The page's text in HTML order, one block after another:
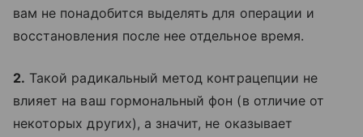
вам не понадобится выделять для операции и
восстановления после нее отдельное время.
2. Такой радикальный метод контрацепции не
влияет на ваш гормональный фон (в отличие от
некоторых других), а значит, не оказывает